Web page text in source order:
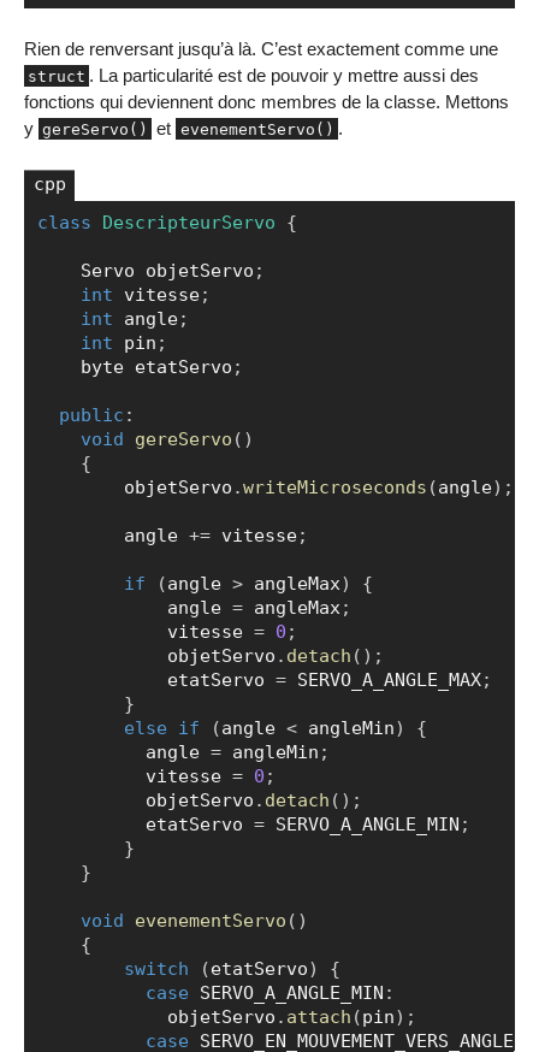
Rien de renversant jusqu’à là. C’est exactement comme une
struct . La particularité est de pouvoir y mettre aussi des
fonctions qui deviennent donc membres de la classe. Mettons
y gereServo() et evenementServo() .
class DescripteurServo {
    Servo objetServo
;
int vitesse;
int angle;
int pin ;
    byte etatServo
;
public :
void
gereServo ( )
{
        objetServo
.writeMicroseconds (angle) ;
        angle
+= vitesse;
if (angle > angleMax)
{
            angle
= angleMax ;
            vitesse
= 0 ;
            objetServo
. detach ( ) ;
            etatServo
= SERVO_A_ANGLE_MAX;
}
else
if (angle < angleMin)
{
          angle
= angleMin ;
          vitesse
= 0 ;
          objetServo
. detach ( ) ;
          etatServo
= SERVO_A_ANGLE_MIN ;
}
}
void evenementServo ( )
{
switch
(etatServo)
{
case SERVO_A_ANGLE_MIN :
            objetServo
. attach (pin) ;
case